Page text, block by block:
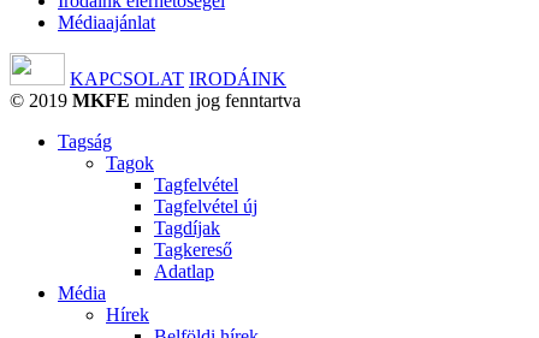
Médiaajánlat
KAPCSOLAT IRODÁINK
© 2019 MKFE minden jog fenntartva
Tagság
Tagok
Tagfelvétel
Tagfelvétel új
Tagdíjak
Tagkereső
Adatlap
Média
Hírek